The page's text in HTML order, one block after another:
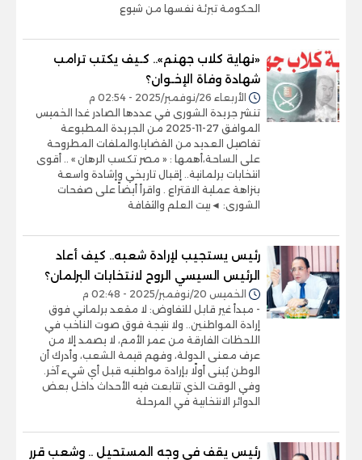
الحكومة تبرئة نفسها من شيوع
«نهاية كلاب جهنم».. كـيف يكتب ترامب
شهادة وفاة الإخـوان؟
الأربعاء 26/نوفمبر/2025 - 02:54 م
تنشر جريدة الشورى في عددها الصادر غدا الخميس
الموافق 27-11-2025 من الجريدة المطبوعة
تفاصيل العديد من القضايا،والملفات المطروحة
على الساحة،أهمها : « مصر تكسب الرهان » .. أقوى
انتخابات برلمانية.. إقبال تاريخي وإشادة واسعة
بنزاهة عملية الاقتراع . واقرأ أيضاً على صفحات
الشورى: ◄بيت العلم والثقافة
رئيس يستجيب لإرادة شعبه.. كيف أعاد
الرئيس السيسي الروح لانتخابات البرلمان؟
الخميس 20/نوفمبر/2025 - 02:48 م
- مبدأ غير قابل للتفاوض: لا مقعد برلماني فوق
إرادة المواطنين.. ولا نتيجة فوق صوت الناخب في
اللحظات الفارقة من عمر الأمم، لا يصمد إلا من
عرف معنى الدولة، وفهم قيمة الشعب، وأدرك أن
الوطن يُبنى أولًا بإرادة مواطنيه قبل أي شيء آخر.
وفي الوقت الذي تتابعت فيه الأحداث داخل بعض
الدوائر الانتخابية في المرحلة
رئيس يقف فى وجه المستحيل .. وشعب قرر